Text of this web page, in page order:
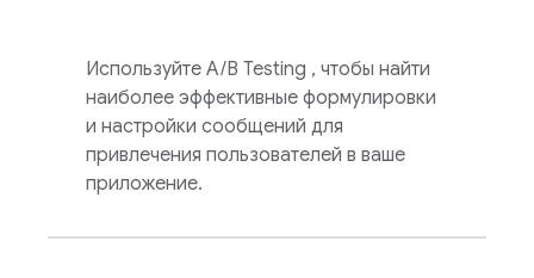
Используйте A/B Testing , чтобы найти
наиболее эффективные формулировки
и настройки сообщений для
привлечения пользователей в ваше
приложение.